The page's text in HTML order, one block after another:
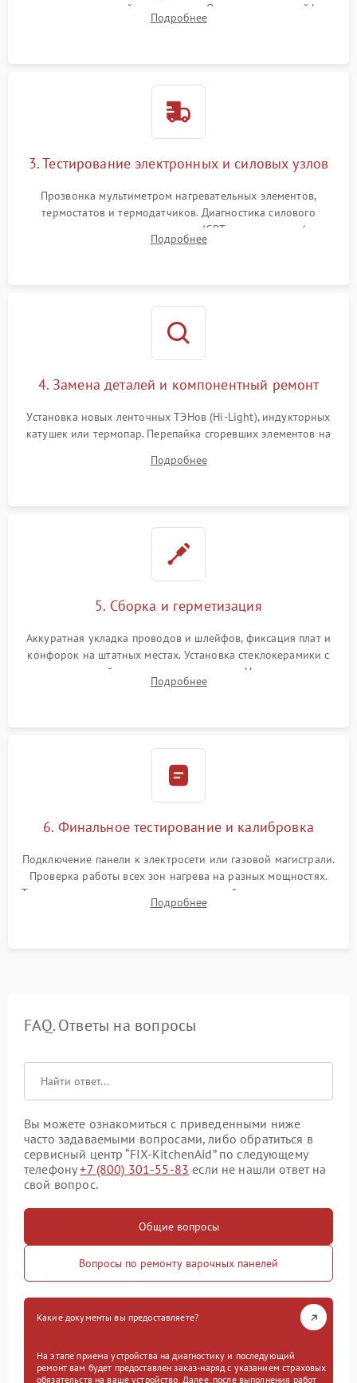
стеклокерамической поверхности. Отсоединение шлейфов
сенсорного блока для доступа к силовым платам, катушкам
Подробнее
3. Тестирование электронных и силовых узлов
Прозвонка мультиметром нагревательных элементов,
термостатов и термодатчиков. Диагностика силового
модуля, реле, диодных мостов и IGBT-транзисторов (для
индукции). Проверка кранов и газ-контроля (для газовых
Подробнее
4. Замена деталей и компонентный ремонт
Установка новых ленточных ТЭНов (Hi-Light), индукторных
катушек или термопар. Перепайка сгоревших элементов на
дорожек. Очистка контактов и замена поврежденной
Подробнее
5. Сборка и герметизация
Аккуратная укладка проводов и шлейфов, фиксация плат и
конфорок на штатных местах. Установка стеклокерамики с
проверкой равномерности зазоров. Нанесение
термостойкого герметика или укладка уплотнительной
Подробнее
6. Финальное тестирование и калибровка
Подключение панели к электросети или газовой магистрали.
Проверка работы всех зон нагрева на разных мощностях.
Тестирование сенсорного управления, таймера, индикаторов
остаточного тепла и систем защиты от перегрева.
Подробнее
FAQ. Ответы на вопросы
Вы можете ознакомиться с приведенными ниже
часто задаваемыми вопросами, либо обратиться в
сервисный центр “FIX-KitchenAid” по следующему
телефону+7 (800) 301-55-83 если не нашли ответ на
свой вопрос.
Общие вопросы
Вопросы по ремонту варочных панелей
Какие документы вы предоставляете?
На этапе приема устройства на диагностику и последующий
ремонт вам будет предоставлен заказ-наряд с указанием страховых
обязательств на ваше устройство. Далее, после выполнения работ